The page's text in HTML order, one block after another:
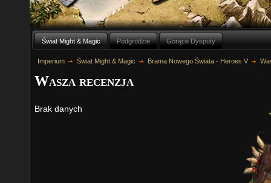
Świat Might & Magic Podgrodzie Gorące Dysputy
Imperium Świat Might & Magic Brama Nowego Świata - Heroes V
Wasza recenzja
Brak danych